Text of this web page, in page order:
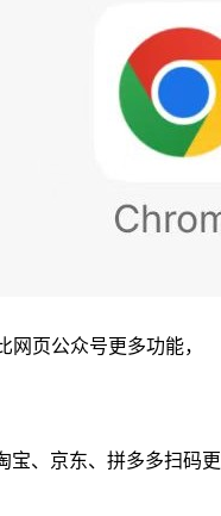
页公众号更多功能，
宝、京东、拼多多扫码更